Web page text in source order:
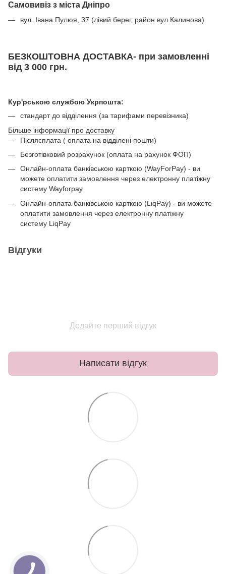
Самовивіз з міста Дніпро
вул. Івана Пулюя, 37 (лівий берег, район вул Калинова)
БЕЗКОШТОВНА ДОСТАВКА- при замовленні
від 3 000 грн.
Кур'рською службою Укрпошта:
стандарт до відділення (за тарифами перевізника)
Більше інформації про доставку
Післясплата ( оплата на відділені пошти)
Безготівковий розрахунок (оплата на рахунок ФОП)
Онлайн-оплата банківською карткою (WayForPay) - ви
можете оплатити замовлення через електронну платіжну
систему Wayforpay
Онлайн-оплата банківською карткою (LiqPay) - ви можете
оплатити замовлення через електронну платіжну
систему LiqPay
Відгуки
Додайте перший відгук
Написати відгук